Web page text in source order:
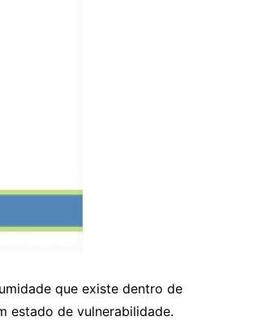
que existe dentro de
estado de vulnerabilidade.